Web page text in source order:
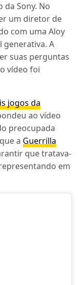
Sony. No
um diretor de
com uma Aloy
A
suas perguntas
vídeo foi
jogos da
ao vídeo
preocupada
a Guerrilla
que tratava-
em